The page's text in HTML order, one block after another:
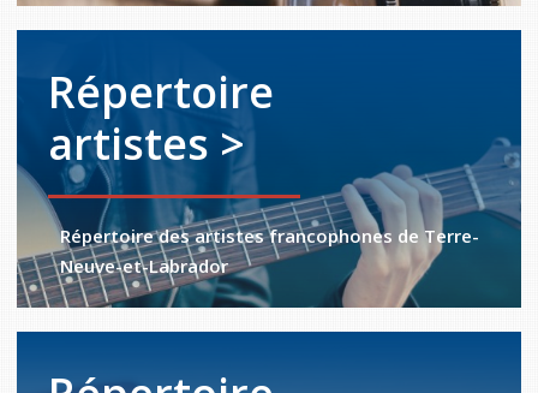
Répertoire
artistes >
Répertoire des artistes francophones de Terre-
Neuve-et-Labrador